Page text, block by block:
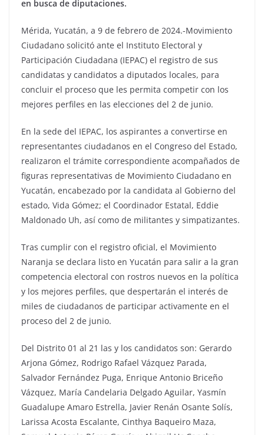
en busca de diputaciones.
Mérida, Yucatán, a 9 de febrero de 2024.-Movimiento
Ciudadano solicitó ante el Instituto Electoral y
Participación Ciudadana (IEPAC) el registro de sus
candidatas y candidatos a diputados locales, para
concluir el proceso que les permita competir con los
mejores perfiles en las elecciones del 2 de junio.
En la sede del IEPAC, los aspirantes a convertirse en
representantes ciudadanos en el Congreso del Estado,
realizaron el trámite correspondiente acompañados de
figuras representativas de Movimiento Ciudadano en
Yucatán, encabezado por la candidata al Gobierno del
estado, Vida Gómez; el Coordinador Estatal, Eddie
Maldonado Uh, así como de militantes y simpatizantes.
Tras cumplir con el registro oficial, el Movimiento
Naranja se declara listo en Yucatán para salir a la gran
competencia electoral con rostros nuevos en la política
y los mejores perfiles, que despertarán el interés de
miles de ciudadanos de participar activamente en el
proceso del 2 de junio.
Del Distrito 01 al 21 las y los candidatos son: Gerardo
Arjona Gómez, Rodrigo Rafael Vázquez Parada,
Salvador Fernández Puga, Enrique Antonio Briceño
Vázquez, María Candelaria Delgado Aguilar, Yasmín
Guadalupe Amaro Estrella, Javier Renán Osante Solís,
Larissa Acosta Escalante, Cinthya Baqueiro Maza,